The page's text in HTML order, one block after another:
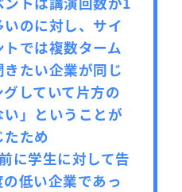
のに対し、サイ
では複数ターム
たい企業が同じ
していて片方の
」ということが
ため
に学生に対して告
低い企業であっ